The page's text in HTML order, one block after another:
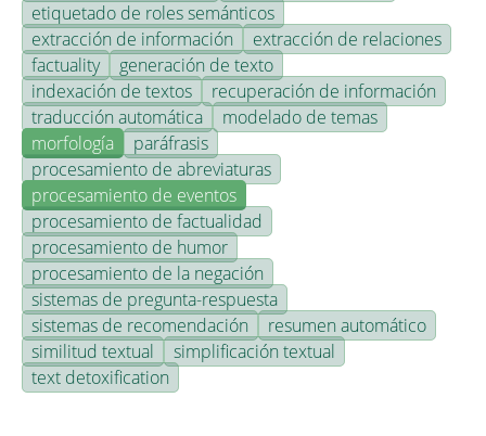
etiquetado de roles semánticos
extracción de información
extracción de relaciones
factuality
generación de texto
indexación de textos
recuperación de información
traducción automática
modelado de temas
morfología
paráfrasis
procesamiento de abreviaturas
procesamiento de eventos
procesamiento de factualidad
procesamiento de humor
procesamiento de la negación
sistemas de pregunta-respuesta
sistemas de recomendación
resumen automático
similitud textual
simplificación textual
text detoxification